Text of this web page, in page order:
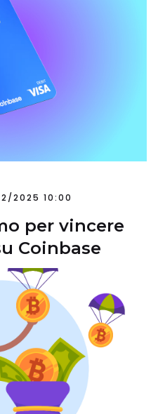
2025 10:00
per vincere
Coinbase